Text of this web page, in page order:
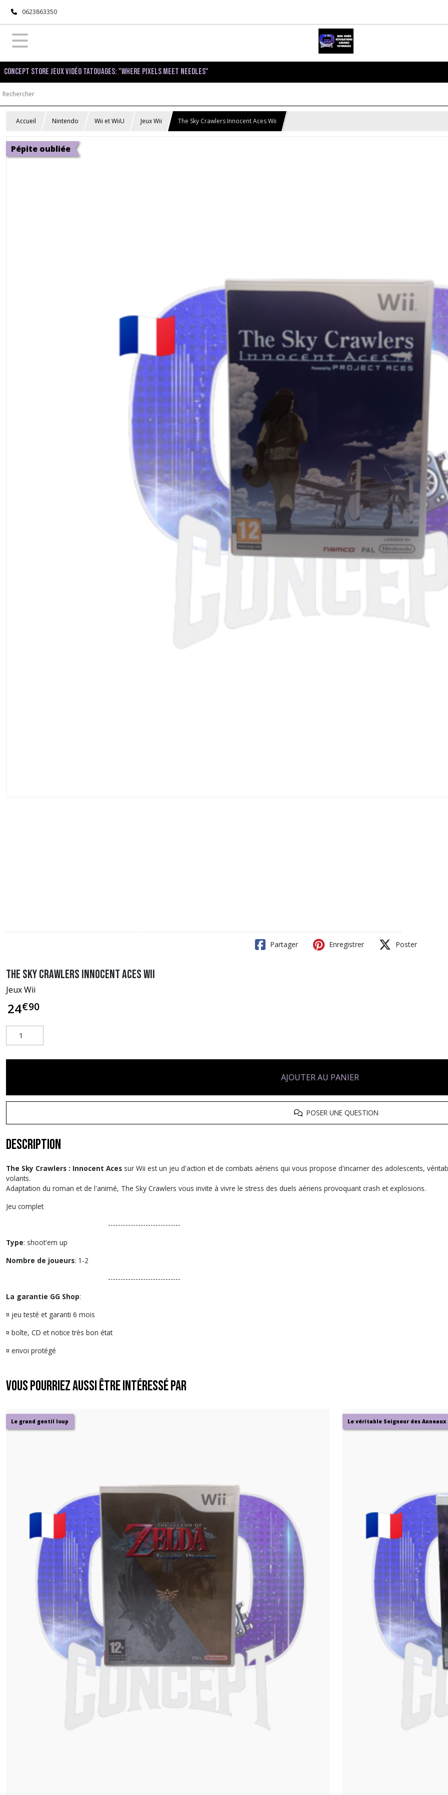
0623863350
Concept Store Jeux Vidéo Tatouages: "Where pixels meet needles"
Accueil Nintendo Wii et WiiU Jeux Wii The Sky Crawlers Innocent Aces Wii
Pépite oubliée
Partager Enregistrer Poster
The Sky Crawlers Innocent Aces Wii
Jeux Wii
24€90
AJOUTER AU PANIER
POSER UNE QUESTION
Description
The Sky Crawlers : Innocent Aces sur Wii est un jeu d'action et de combats aériens qui vous propose d'incarner des adolescents,
volants.
Adaptation du roman et de l'animé, The Sky Crawlers vous invite à vivre le stress des duels aériens provoquant crash et explosions.
Jeu complet
-----------------------------
Type: shoot'em up
Nombre de joueurs: 1-2
-----------------------------
La garantie GG Shop:
¤ jeu testé et garanti 6 mois
¤ boîte, CD et notice très bon état
¤ envoi protégé
Vous pourriez aussi être intéressé par
Le grand gentil loup Le véritable Seigneur des Anneaux